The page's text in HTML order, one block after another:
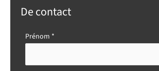
De contact
Formulaire
avec
Prénom *